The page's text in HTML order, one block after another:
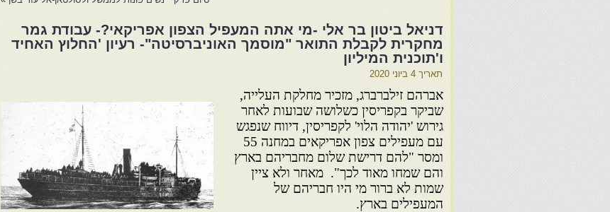
דניאל ביטון בר אלי -מי אתה המעפיל הצפון אפריקאי?- עבודת גמר
מחקרית לקבלת התואר "מוסמך האוניברסיטה"- רעיון 'החלוץ האחיד
ו'תוכנית המיליון
תאריך 4 ביוני 2020
אברהם זילברברג, מזכיר מחלקת העלייה,
שביקר בקפריסין כשלושה שבועות לאחר
גירוש 'יהודה הלוי' לקפריסין, דיווח שנפגש
עם מעפילים צפון אפריקאים במחנה 55
ומסר "להם דרישת שלום מחבריהם בארץ
והם שמחו מאוד לכך". מאחר ולא ציין
שמות לא ברור מי היו חבריהם של
המעפילים בארץ.